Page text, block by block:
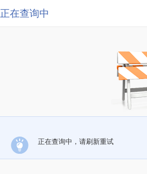
正在查询中
正在查询中，请刷新重试